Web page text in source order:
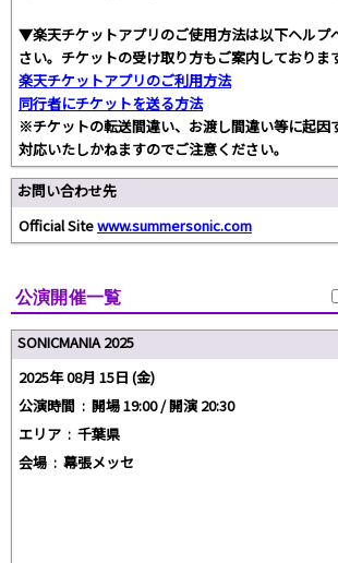
▼楽天チケットアプリのご使用方法は以下ヘルプ
さい。チケットの受け取り方もご案内しておりま
楽天チケットアプリのご利用方法
同行者にチケットを送る方法
※チケットの転送間違い、お渡し間違い等に起因
対応いたしかねますのでご注意ください。
お問い合わせ先
Official Sitewww.summersonic.com
公演開催一覧
SONICMANIA 2025
2025年 08月 15日 (金)
公演時間 : 開場 19:00 / 開演 20:30
エリア : 千葉県
会場 : 幕張メッセ